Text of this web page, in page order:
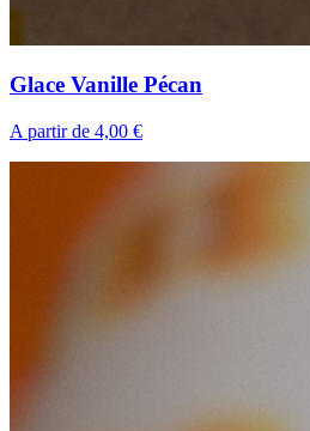
Glace Vanille Pécan
A partir de 4,00 €